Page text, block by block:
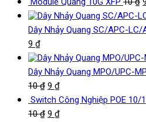
Dây Nhảy Quang SC/APC-LC/
9 ₫
Dây Nhảy Quang MPO/UPC-
10₫ 9 ₫
Switch Công Nghiệp POE
10₫ 9 ₫